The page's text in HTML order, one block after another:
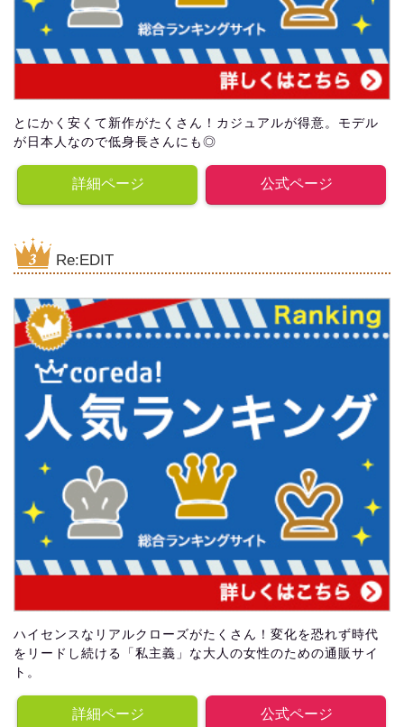
とにかく安くて新作がたくさん！カジュアルが得意。モデル
が日本人なので低身長さんにも◎
詳細ページ 公式ページ
Re:EDIT
ハイセンスなリアルクローズがたくさん！変化を恐れず時代
をリードし続ける「私主義」な大人の女性のための通販サイ
ト。
詳細ページ 公式ページ